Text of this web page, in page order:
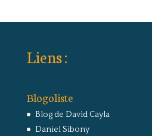
Liens :
Blogoliste
Blog de David Cayla
Daniel Sibony